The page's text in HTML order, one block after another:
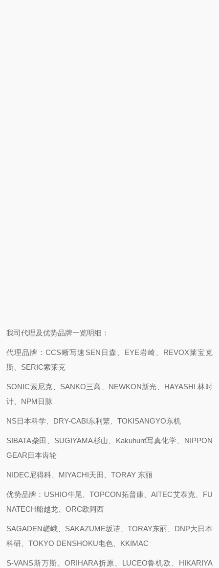
我司代理及优势品牌一览明细：
代理品牌：CCS晰写速 SEN日森、EYE岩崎、REVOX莱宝克
斯、SERIC索莱克
SONIC索尼克、SANKO三高、NEWKON新光、HAYASHI 林时
计、NPM日脉
NS日本科学、DRY-CABI东利繁、TOKISANGYO东机
SIBATA柴田、SUGIYAMA杉山、Kakuhunt写真化学、NIPPON
GEAR日本齿轮
NIDEC尼得科、MIYACHI天田、TORAY 东丽
优势品牌：USHIO牛尾、TOPCON拓普康、AITEC艾泰克、FU
NATECH船越龙、ORC欧阿西
SAGADEN嵯峨、SAKAZUME坂诘、TORAY东丽、DNP大日本
科研、TOKYO DENSHOKU电色、KKIMAC
S-VANS斯万斯、ORIHARA折原、LUCEO鲁机欧、HIKARIYA